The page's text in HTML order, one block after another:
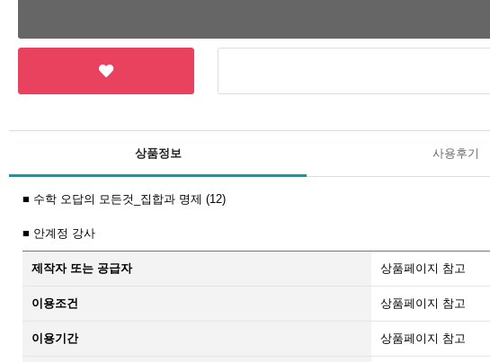
상품정보 사용후기
■ 수학 오답의 모든것_집합과 명제 (12)
■ 안계정 강사
제작자 또는 공급자 상품페이지 참고
이용조건 상품페이지 참고
이용기간 상품페이지 참고